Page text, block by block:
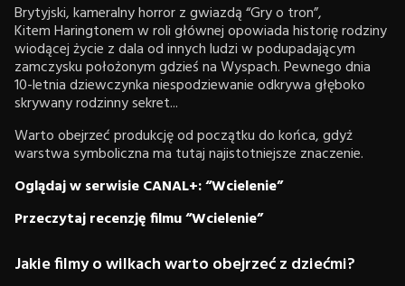
Brytyjski, kameralny horror z gwiazdą “Gry o tron”,
Kitem Haringtonem w roli głównej opowiada historię rodziny
wiodącej życie z dala od innych ludzi w podupadającym
zamczysku położonym gdzieś na Wyspach. Pewnego dnia
10-letnia dziewczynka niespodziewanie odkrywa głęboko
skrywany rodzinny sekret...
Warto obejrzeć produkcję od początku do końca, gdyż
warstwa symboliczna ma tutaj najistotniejsze znaczenie.
Oglądaj w serwisie CANAL+: “Wcielenie”
Przeczytaj recenzję filmu “Wcielenie”
Jakie filmy o wilkach warto obejrzeć z dziećmi?